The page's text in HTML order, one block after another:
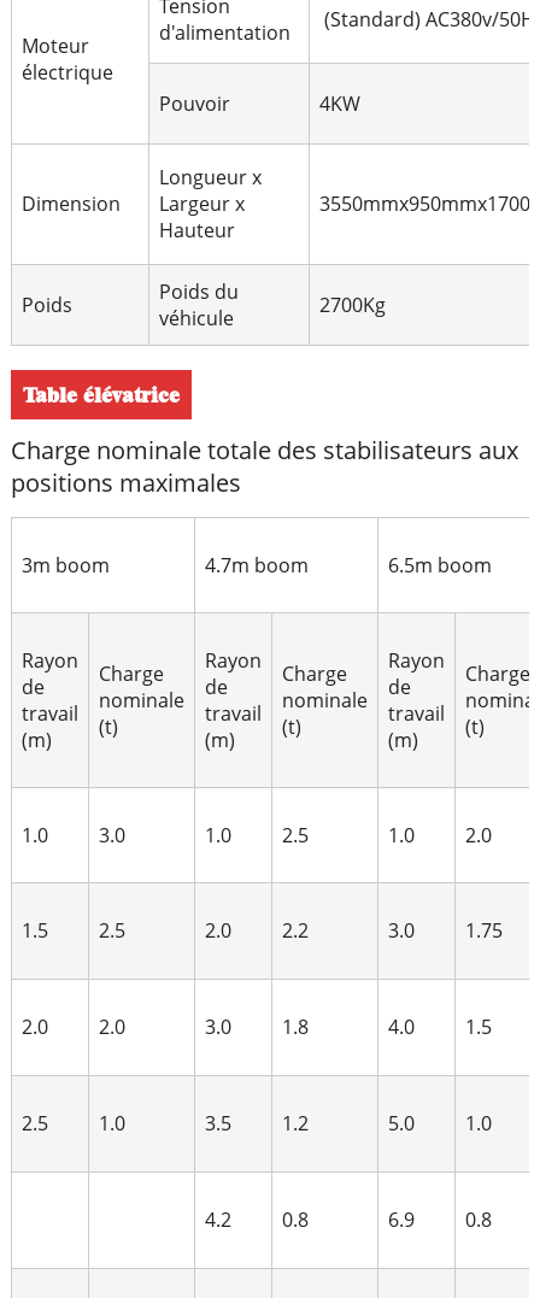
Moteur
électrique
Tension
d'alimentation
(Standard) AC380v/
Pouvoir 4KW
Dimension
Longueur x
Largeur x
Hauteur
Poids
Poids du
véhicule
2700Kg
Table élévatrice
Charge nominale totale des stabilisateurs aux
positions maximales
3m boom 4.7m boom 6.5m boom
Rayon
de
travail
(m)
Charge
nominale
(t)
Rayon
de
travail
(m)
Charge
nominale
(t)
Rayon
de
travail
(m)
Charge
(t)
1.0 3.0 1.0 2.5 1.0 2.0
1.5 2.5 2.0 2.2 3.0 1.75
2.0 2.0 3.0 1.8 4.0 1.5
2.5 1.0 3.5 1.2 5.0 1.0
4.2 0.8 6.9 0.8